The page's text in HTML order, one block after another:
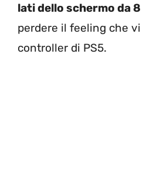
lati dello schermo da
perdere il feeling che vi
controller di PS5.